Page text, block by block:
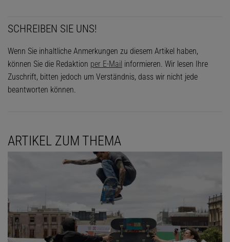
SCHREIBEN SIE UNS!
Wenn Sie inhaltliche Anmerkungen zu diesem Artikel haben,
können Sie die Redaktion per E-Mail informieren. Wir lesen Ihre
Zuschrift, bitten jedoch um Verständnis, dass wir nicht jede
beantworten können.
ARTIKEL ZUM THEMA